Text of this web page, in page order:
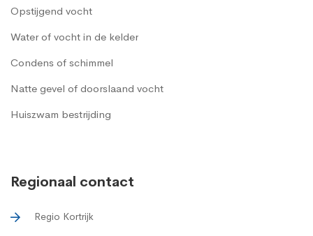
Opstijgend vocht
Water of vocht in de kelder
Condens of schimmel
Natte gevel of doorslaand vocht
Huiszwam bestrijding
Regionaal contact
Regio Kortrijk